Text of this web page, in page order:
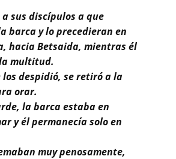
a sus discípulos a que
barca y lo precedieran en
hacia Betsaida, mientras él
multitud.
los despidió, se retiró a la
orar.
la barca estaba en
y él permanecía solo en
muy penosamente,